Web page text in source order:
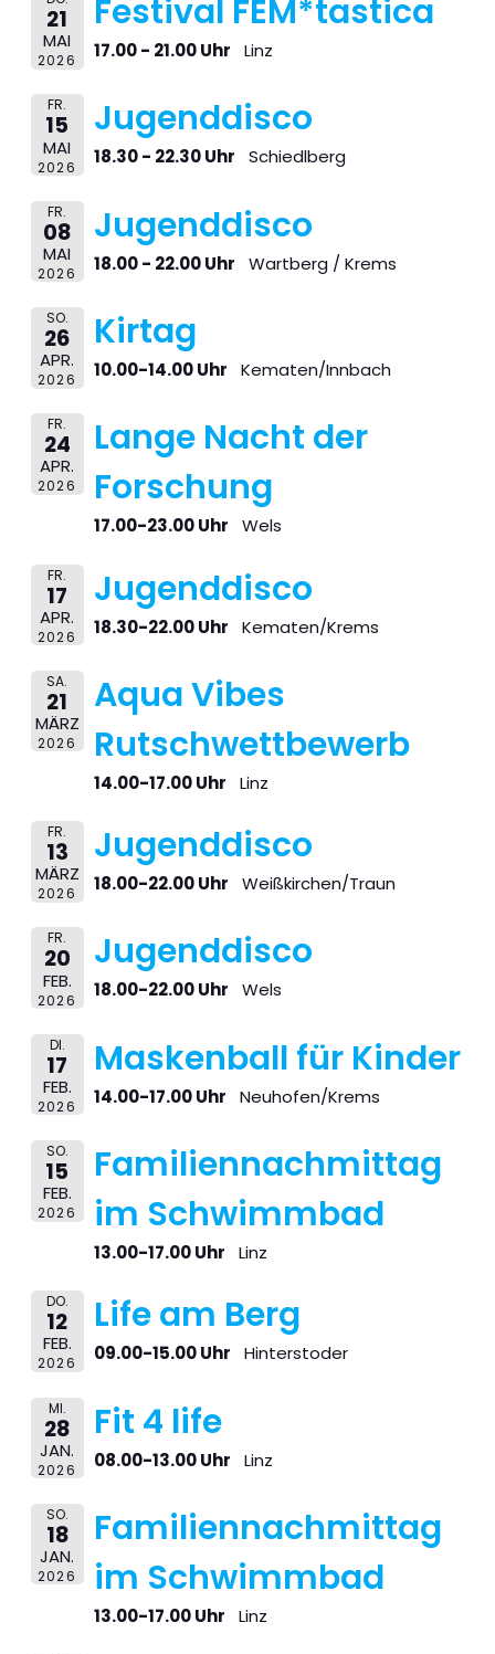
21
MAI
2026
Festival FEM*tastica
17.00 - 21.00 Uhr Linz
FR.
15
MAI
2026
Jugenddisco
18.30 - 22.30 Uhr Schiedlberg
FR.
08
MAI
2026
Jugenddisco
18.00 - 22.00 Uhr Wartberg / Krems
SO.
26
APR.
2026
Kirtag
10.00-14.00 Uhr Kematen/Innbach
FR.
24
APR.
2026
Lange Nacht der
Forschung
17.00-23.00 Uhr Wels
FR.
17
APR.
2026
Jugenddisco
18.30-22.00 Uhr Kematen/Krems
SA.
21
MÄRZ
2026
Aqua Vibes
Rutschwettbewerb
14.00-17.00 Uhr Linz
FR.
13
MÄRZ
2026
Jugenddisco
18.00-22.00 Uhr Weißkirchen/Traun
FR.
20
FEB.
2026
Jugenddisco
18.00-22.00 Uhr Wels
DI.
17
FEB.
2026
Maskenball für Kinder
14.00-17.00 Uhr Neuhofen/Krems
SO.
15
FEB.
2026
Familiennachmittag
im Schwimmbad
13.00-17.00 Uhr Linz
DO.
12
FEB.
2026
Life am Berg
09.00-15.00 Uhr Hinterstoder
MI.
28
JAN.
2026
Fit 4 life
08.00-13.00 Uhr Linz
SO.
18
JAN.
2026
Familiennachmittag
im Schwimmbad
13.00-17.00 Uhr Linz